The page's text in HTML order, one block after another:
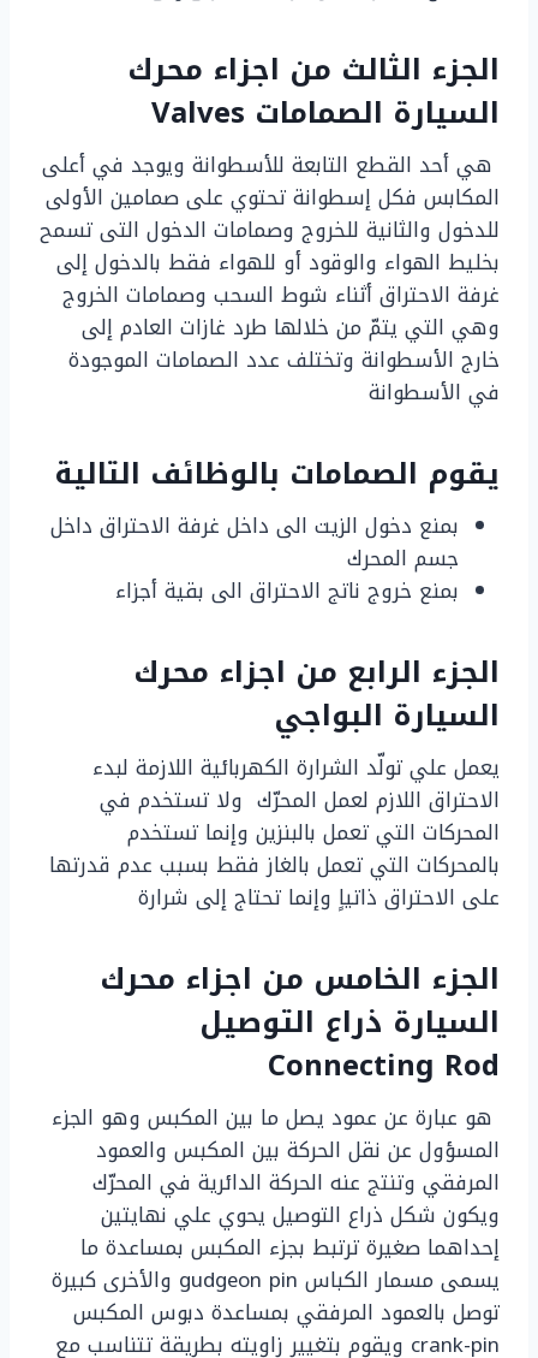
الجزء الثالث من اجزاء محرك
السيارة الصمامات Valves
هي أحد القطع التابعة للأسطوانة ويوجد في أعلى
المكابس فكل إسطوانة تحتوي على صمامين الأولى
للدخول والثانية للخروج وصمامات الدخول التى تسمح
بخليط الهواء والوقود أو للهواء فقط بالدخول إلى
غرفة الاحتراق أثناء شوط السحب وصمامات الخروج
وهي التي يتمّ من خلالها طرد غازات العادم إلى
خارج الأسطوانة وتختلف عدد الصمامات الموجودة
في الأسطوانة
يقوم الصمامات بالوظائف التالية
بمنع دخول الزيت الى داخل غرفة الاحتراق داخل
جسم المحرك
بمنع خروج ناتج الاحتراق الى بقية أجزاء
الجزء الرابع من اجزاء محرك
السيارة البواجي
يعمل علي تولّد الشرارة الكهربائية اللازمة لبدء
الاحتراق اللازم لعمل المحرّك ولا تستخدم في
المحركات التي تعمل بالبنزين وإنما تستخدم
بالمحركات التي تعمل بالغاز فقط بسبب عدم قدرتها
على الاحتراق ذاتياٍ وإنما تحتاج إلى شرارة
الجزء الخامس من اجزاء محرك
السيارة ذراع التوصيل
Connecting Rod
هو عبارة عن عمود يصل ما بين المكبس وهو الجزء
المسؤول عن نقل الحركة بين المكبس والعمود
المرفقي وتنتج عنه الحركة الدائرية في المحرّك
ويكون شكل ذراع التوصيل يحوي علي نهايتين
إحداهما صغيرة ترتبط بجزء المكبس بمساعدة ما
يسمى مسمار الكباس gudgeon pin والأخرى كبيرة
توصل بالعمود المرفقي بمساعدة دبوس المكبس
crank-pin ويقوم بتغيير زاويته بطريقة تتناسب مع